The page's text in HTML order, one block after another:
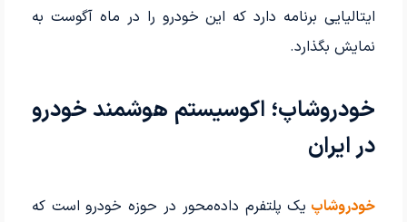
ایتالیایی برنامه دارد که این خودرو را در ماه آگوست به
نمایش بگذارد.
خودروشاپ؛ اکوسیستم هوشمند خودرو
در ایران
خودروشاپ یک پلتفرم داده‌محور در حوزه خودرو است که